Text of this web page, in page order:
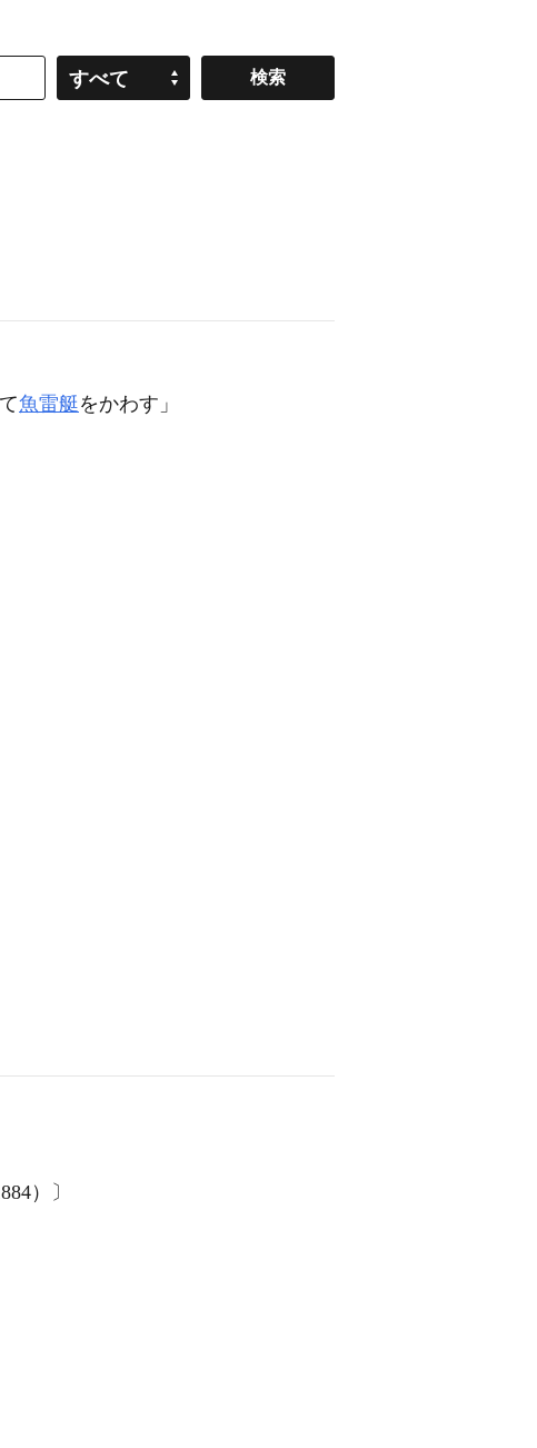
すべて
魚雷艇をかわす」
）〕